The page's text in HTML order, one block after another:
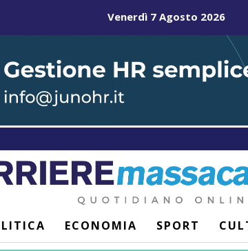
Venerdì 7 Agosto 2026
ECONOMIA SPORT